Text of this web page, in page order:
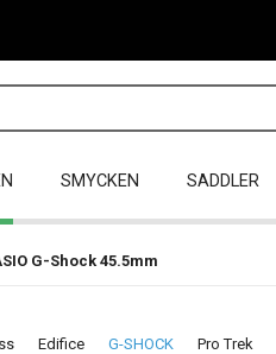
SMYCKEN SADDLER
G-Shock 45.5mm
Edifice G-SHOCK Pro Trek